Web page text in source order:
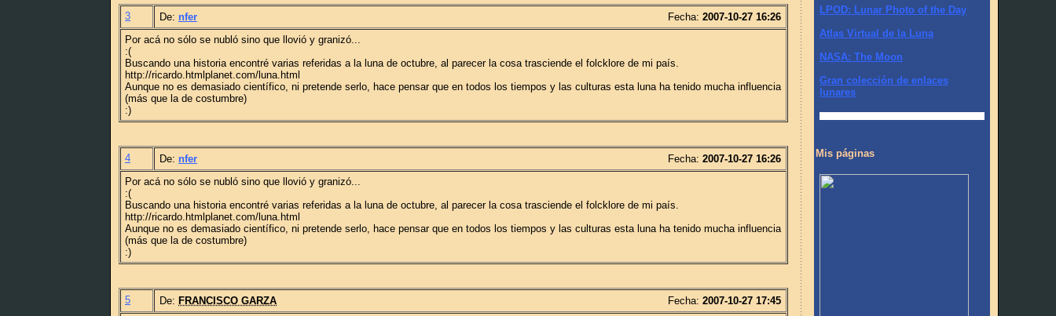
3 De: nfer Fecha: 2007-10-27 16:26
Por acá no sólo se nubló sino que llovió y granizó...
:(
Buscando una historia encontré varias referidas a la luna de octubre, al parecer la cosa trasciende el folcklore de mi país.
http://ricardo.htmlplanet.com/luna.html
Aunque no es demasiado científico, ni pretende serlo, hace pensar que en todos los tiempos y las culturas esta luna ha tenido mucha influencia
(más que la de costumbre)
:)
4 De: nfer Fecha: 2007-10-27 16:26
Por acá no sólo se nubló sino que llovió y granizó...
:(
Buscando una historia encontré varias referidas a la luna de octubre, al parecer la cosa trasciende el folcklore de mi país.
http://ricardo.htmlplanet.com/luna.html
Aunque no es demasiado científico, ni pretende serlo, hace pensar que en todos los tiempos y las culturas esta luna ha tenido mucha influencia
(más que la de costumbre)
:)
5 De: FRANCISCO GARZA Fecha: 2007-10-27 17:45
LPOD: Lunar Photo of the Day
Atlas Virtual de la Luna
NASA: The Moon
Gran colección de enlaces
lunares
Mis páginas